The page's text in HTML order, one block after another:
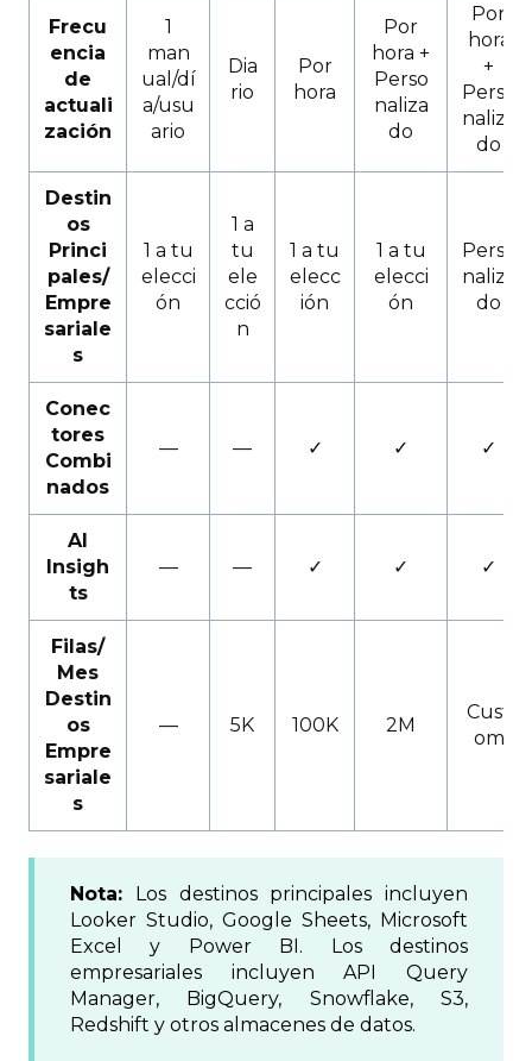
Frecu
encia
de
actuali
zación
1
man
ual/dí
a/usu
ario
Dia
rio
Por
hora
Por
hora +
Perso
naliza
do
Por
hora
+
Perso
naliza
do
Destin
os
Princi
pales/
Empre
sariale
s
1 a tu
elecci
ón
1 a
tu
ele
cció
n
1 a tu
elecc
ión
1 a tu
elecci
ón
Perso
naliza
do
Conec
tores
Combi
nados
— — ✓ ✓ ✓
AI
Insigh
ts
— — ✓ ✓ ✓
Filas/
Mes
Destin
os
Empre
sariale
s
— 5K 100K 2M
Cust
om
Nota: Los destinos principales incluyen
Looker Studio, Google Sheets, Microsoft
Excel y Power BI. Los destinos
empresariales incluyen API Query
Manager, BigQuery, Snowflake, S3,
Redshift y otros almacenes de datos.